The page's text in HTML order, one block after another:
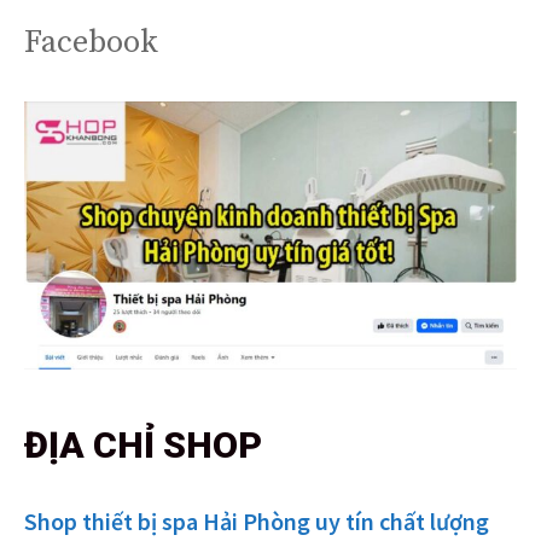
Facebook
ĐỊA CHỈ SHOP
Shop thiết bị spa Hải Phòng uy tín chất lượng